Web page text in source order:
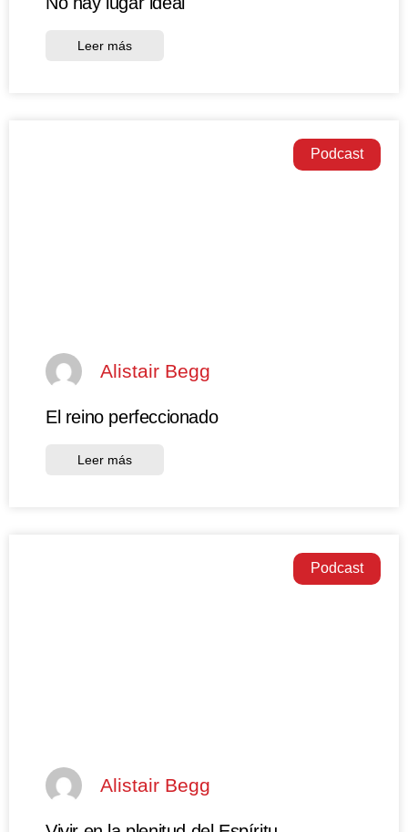
Leer más
Podcast
Alistair Begg
El reino perfeccionado
Leer más
Podcast
Alistair Begg